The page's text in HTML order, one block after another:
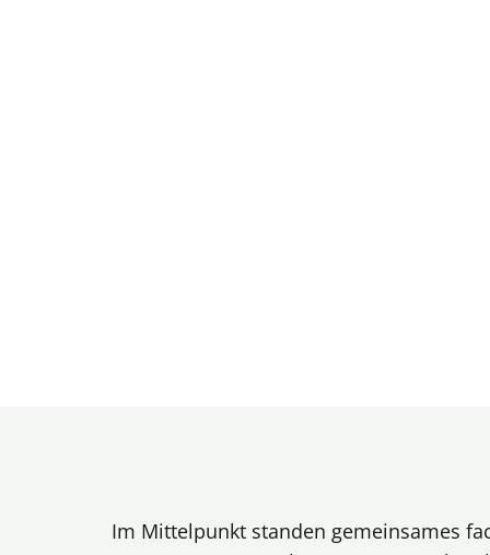
Im Mittelpunkt standen gemeinsames